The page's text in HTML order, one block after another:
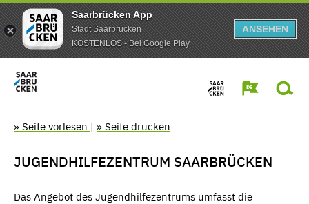
Saarbrücken App
Stadt Saarbrücken
KOSTENLOS - Bei Google Play
ANSEHEN
» Seite vorlesen | » Seite drucken
JUGENDHILFEZENTRUM SAARBRÜCKEN
Das Angebot des Jugendhilfezentrums umfasst die